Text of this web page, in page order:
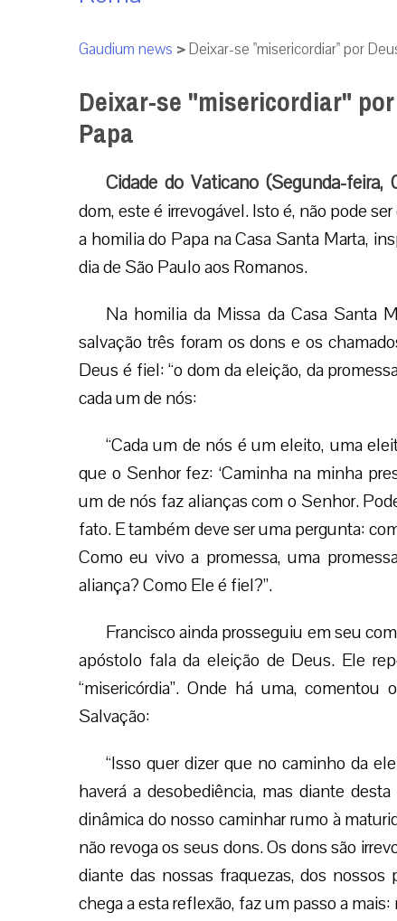
Gaudium news >Deixar-se "misericordiar" por
Deixar-se "misericordiar"
Papa
Cidade do Vaticano (Segunda-feira,
dom, este é irrevogável. Isto é, não pode
a homilia do Papa na Casa Santa Marta,
dia de São Paulo aos Romanos.
Na homilia da Missa da Casa Santa
salvação três foram os dons e os
Deus é fiel: “o dom da eleição, da
cada um de nós:
“Cada um de nós é um eleito, uma
que o Senhor fez: ‘Caminha na minha
um de nós faz alianças com o Senhor.
fato. E também deve ser uma pergunta:
Como eu vivo a promessa, uma
aliança? Como Ele é fiel?”.
Francisco ainda prosseguiu em seu
apóstolo fala da eleição de Deus. Ele
“misericórdia”. Onde há uma,
Salvação:
“Isso quer dizer que no caminho da
haverá a desobediência, mas diante
dinâmica do nosso caminhar rumo à
não revoga os seus dons. Os dons são
diante das nossas fraquezas, dos
chega a esta reflexão, faz um passo a